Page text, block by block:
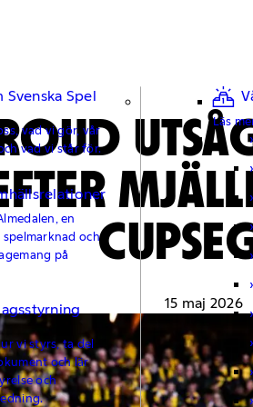
Svenska Spel
vad vi gör, vår
vad vi står för.
en
och
på
vi styrs, ta del
och lär
och
Läs
15 maj 2026